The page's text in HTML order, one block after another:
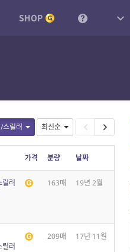
SHOP
스릴러 최신순
가격 분량 날짜
러
163매 19년 2월
러
209매 17년 11월